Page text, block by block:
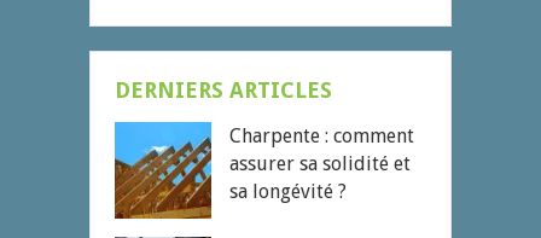
DERNIERS ARTICLES
Charpente : comment
assurer sa solidité et
sa longévité ?